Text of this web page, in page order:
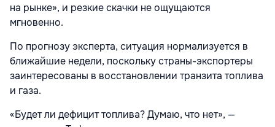
на рынке», и резкие скачки не ощущаются
мгновенно.
По прогнозу эксперта, ситуация нормализуется в
ближайшие недели, поскольку страны-экспортеры
заинтересованы в восстановлении транзита топлива
и газа.
«Будет ли дефицит топлива? Думаю, что нет», —